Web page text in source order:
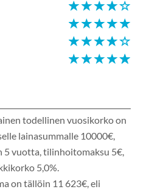
todellinen vuosikorko on
lainasummalle 10000€,
5 vuotta, tilinhoitomaksu 5€,
5,0%.
on tällöin 11 623€, eli